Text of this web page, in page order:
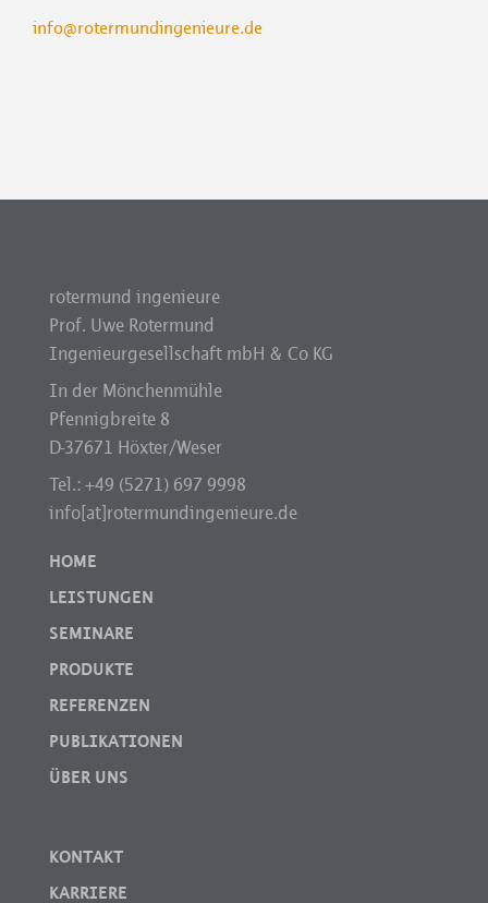
info@rotermundingenieure.de
rotermund ingenieure
Prof. Uwe Rotermund
Ingenieurgesellschaft mbH & Co KG
In der Mönchenmühle
Pfennigbreite 8
D-37671 Höxter/Weser
Tel.: +49 (5271) 697 9998
info[at]rotermundingenieure.de
HOME
LEISTUNGEN
SEMINARE
PRODUKTE
REFERENZEN
PUBLIKATIONEN
ÜBER UNS
KONTAKT
KARRIERE